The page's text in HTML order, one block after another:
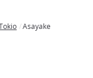
Asayake